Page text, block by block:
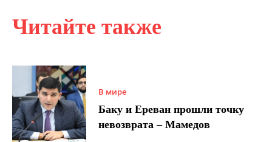
Читайте также
В мире
Баку и Ереван прошли точку
невозврата – Мамедов